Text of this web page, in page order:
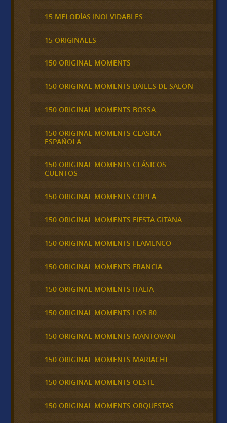
15 MELODÍAS INOLVIDABLES
15 ORIGINALES
150 ORIGINAL MOMENTS
150 ORIGINAL MOMENTS BAILES DE SALON
150 ORIGINAL MOMENTS BOSSA
150 ORIGINAL MOMENTS CLASICA
ESPAÑOLA
150 ORIGINAL MOMENTS CLÁSICOS
CUENTOS
150 ORIGINAL MOMENTS COPLA
150 ORIGINAL MOMENTS FIESTA GITANA
150 ORIGINAL MOMENTS FLAMENCO
150 ORIGINAL MOMENTS FRANCIA
150 ORIGINAL MOMENTS ITALIA
150 ORIGINAL MOMENTS LOS 80
150 ORIGINAL MOMENTS MANTOVANI
150 ORIGINAL MOMENTS MARIACHI
150 ORIGINAL MOMENTS OESTE
150 ORIGINAL MOMENTS ORQUESTAS